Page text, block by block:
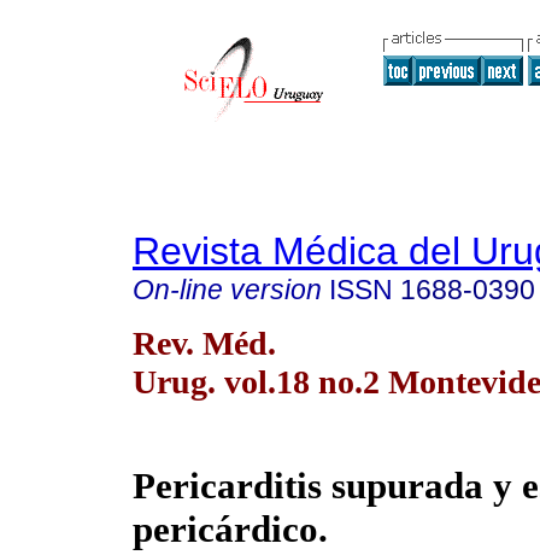
Revista Médica del
On-line version ISSN 1688-0390
Rev. Méd.
Urug. vol.18 no.2
Pericarditis supurada y
pericárdico.